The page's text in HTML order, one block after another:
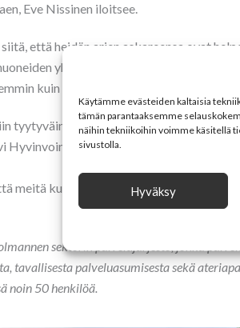
Käytämme evästeiden kaltaisia
tämän parantaaksemme
näihin tekniikoihin voimme käsitellä
sivustolla.
Hyväksy
Eve Nissinen iloitsee.
että heidän arjen askareensa ovat
yhteydessä. Uusissa tiloissa on
kuin aiemmin, Nissinen jatkaa.
tyytyväinen.
Hyvinvointitiloja yhteistyökumppaniksi,
meitä kuunnellaan ja saamme juuri
sektorin palvelujärjestö, jonka
tavallisesta palveluasumisesta sekä
noin 50 henkilöä.